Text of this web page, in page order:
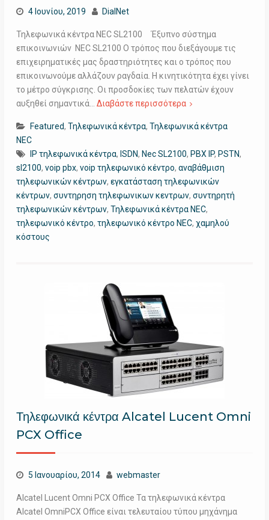
4 Ιουνίου, 2019 DialNet
Τηλεφωνικά κέντρα NEC SL2100 Έξυπνο σύστημα
επικοινωνιών NEC SL2100 Ο τρόπος που διεξάγουμε τις
επιχειρηματικές μας δραστηριότητες και ο τρόπος που
επικοινωνούμε αλλάζουν ραγδαία. Η κινητικότητα έχει γίνει
το μέτρο σύγκρισης. Οι προσδοκίες των πελατών έχουν
αυξηθεί σημαντικά… Διαβάστε περισσότερα
Featured, Τηλεφωνικά κέντρα, Τηλεφωνικά κέντρα
NEC
IP τηλεφωνικά κέντρα, ISDN, Nec SL2100, PBX IP, PSTN,
sl2100, voip pbx, voip τηλεφωνικό κέντρο, αναβάθμιση
τηλεφωνικών κέντρων, εγκατάσταση τηλεφωνικών
κέντρων, συντηρηση τηλεφωνικων κεντρων, συντηρητή
τηλεφωνικών κέντρων, Τηλεφωνικά κέντρα NEC,
τηλεφωνικό κέντρο, τηλεφωνικό κέντρο NEC, χαμηλού
κόστους
Τηλεφωνικά κέντρα Alcatel Lucent Omni
PCX Office
5 Ιανουαρίου, 2014 webmaster
Alcatel Lucent Omni PCX Office Τα τηλεφωνικά κέντρα
Alcatel OmniPCX Office είναι τελευταίου τύπου μηχάνημα